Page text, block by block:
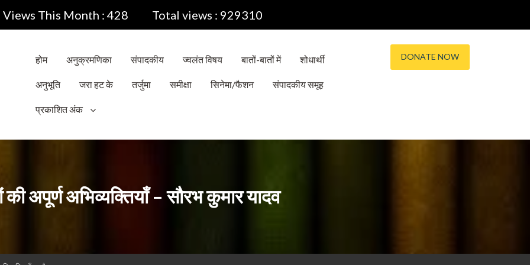
Views This Month : 428 Total views : 929310
होम अनुक्रमणिका संपादकीय ज्वलंत विषय बातों-बातों में शोधार्थी
अनुभूति जरा हट के तर्जुमा समीक्षा सिनेमा/फैशन संपादकीय समूह
प्रकाशित अंक
DONATE NOW
की अपूर्ण अभिव्यक्तियाँ – सौरभ कुमार यादव